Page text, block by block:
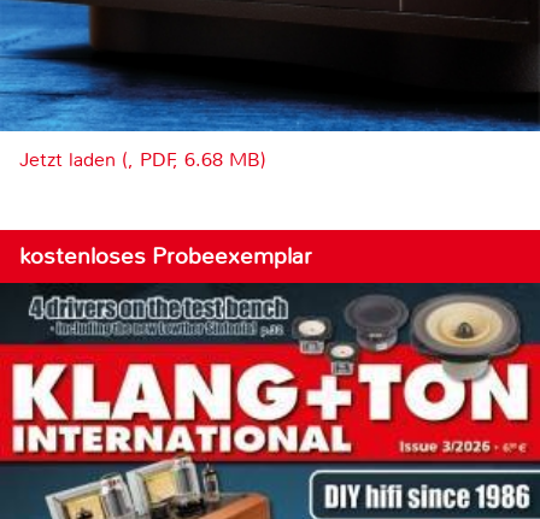
Jetzt laden (, PDF, 6.68 MB)
kostenloses Probeexemplar